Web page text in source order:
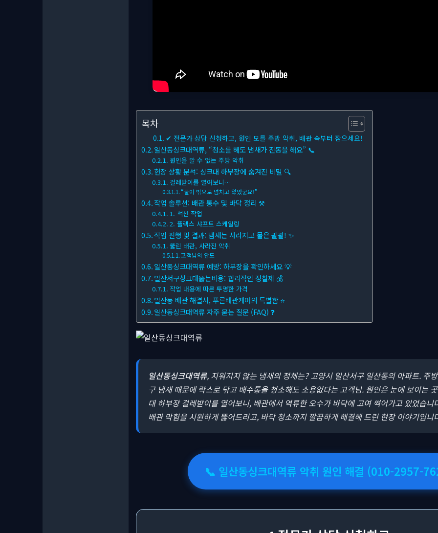
목차
✔ 전문가 상담 신청하고, 원인 모를 주방 악취, 배관 속부터 잡으세요!
일산동싱크대역류, “청소를 해도 냄새가 진동을 해요” 📞
원인을 알 수 없는 주방 악취
현장 상황 분석: 싱크대 하부장에 숨겨진 비밀 🔍
걸레받이를 열어보니…
“물이 밖으로 넘치고 있었군요!”
작업 솔루션: 배관 통수 및 바닥 정리 ⚒
1. 석션 작업
2. 플렉스 샤프트 스케일링
작업 진행 및 결과: 냄새는 사라지고 물은 콸콸! ✨
뚫린 배관, 사라진 악취
고객님의 안도
일산동싱크대역류 예방: 하부장을 확인하세요 💡
일산서구싱크대뚫는비용: 합리적인 정찰제 💰
작업 내용에 따른 투명한 가격
일산동 배관 해결사, 푸른배관케어의 특별함 ⭐
일산동싱크대역류 자주 묻는 질문 (FAQ) ❓
일산동싱크대역류, 지워지지 않는 냄새의 정체는? 고양시 일산서구 일산동의 아파트. 주
구 냄새 때문에 락스로 닦고 배수통을 청소해도 소용없다는 고객님. 원인은 눈에 보이는
대 하부장 걸레받이를 열어보니, 배관에서 역류한 오수가 바닥에 고여 썩어가고 있었습니
배관 막힘을 시원하게 뚫어드리고, 바닥 청소까지 깔끔하게 해결해 드린 현장 이야기입니
📞 일산동싱크대역류 악취 원인 해결 (010-2957-